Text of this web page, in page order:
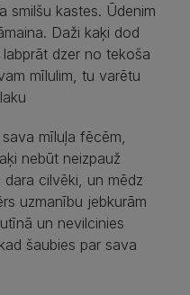
smilšu kastes. Ūdenim
Daži kaķi dod
dzer no tekoša
mīlulim, tu varētu
mīluļa fēcēm,
nebūt neizpauž
cilvēki, un mēdz
uzmanību jebkurām
un nevilcinies
šaubies par sava